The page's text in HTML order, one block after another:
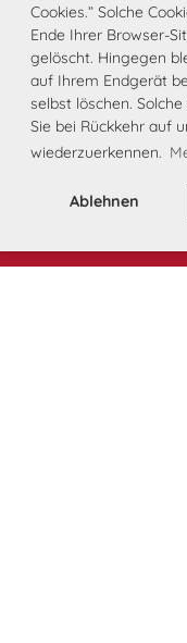
Cookies.” Solche
Ende Ihrer Browser-
gelöscht. Hingegen
auf Ihrem Endgerät
selbst löschen.
Sie bei Rückkehr auf
wiederzuerkennen.
Ablehnen